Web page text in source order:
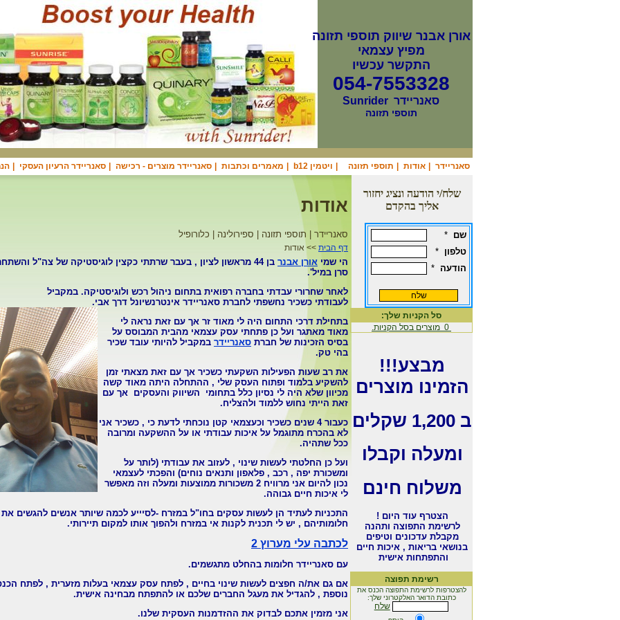
אורן אבנר שיווק תוספי תזונה
מפיץ עצמאי
התקשר עכשיו
054-7553328
סאנריידר
תוספי תזונה
סאנריידר אודות תוספי תזונה ויטמין b12 מאמרים וכתבות סאנריידר מוצרים - רכישה סאנריידר הרעיון העסקי
שלח/י הודעה ונציג יחזור
אליך בהקדם
שם *
טלפון *
הודעה *
סל הקניות שלך:
0 מוצרים בסל הקניות.
מבצע!!!
הזמינו מוצרים
ב 1,200 שקלים
ומעלה וקבלו
משלוח חינם
הצטרף עוד היום !
לרשימת התפוצה ותהנה
מקבלת עדכונים וטיפים
בנושאי בריאות , איכות חיים
והתפתחות אישית
רשימת תפוצה
להצטרפות לרשימת התפוצה הכנס את
כתובת הדואר האלקטרוני שלך:
שלח
אודות
סאנריידר | תוספי תזונה | ספירולינה | כלורופיל
דף הבית >> אודות
הי שמי אורן אבנר
בן 44 מראשון לציון , בעבר שרתתי כקצין לוגיסטיקה של צה"ל
סרן במיל'.
לאחר שחרורי עבדתי בחברה רפואית בתחום ניהול רכש ולוגיסטיקה. במקביל
לעבודתי כשכיר נחשפתי לחברת סאנריידר אינטרנשיונל דרך אבי.
בתחילת דרכי התחום היה לי מאוד זר אך עם זאת נראה לי
מאוד מאתגר ועל כן פתחתי עסק עצמאי מהבית המבוסס על
בסיס הזכינות של חברת סאנריידר במקביל להיותי עובד שכיר
בהי טק.
את רב שעות הפעילות השקעתי כשכיר אך עם זאת מצאתי זמן
להשקיע בלמוד ופתוח העסק שלי , ההתחלה היתה מאוד קשה
מכיוון שלא היה לי נסיון כלל בתחומי השיווק והעסקים אך עם
זאת הייתי נחוש ללמוד ולהצליח.
כעבור 4 שנים כשכיר וכעצמאי קטן נוכחתי לדעת כי , כשכיר אני
לא בהכרח מתוגמל על איכות עבודתי או על ההשקעה ומרובה
ככל שתהיה.
ועל כן החלטתי לעשות שינוי , לעזוב את עבודתי (לותר על
ומשכורת יפה , רכב , פלאפון ותנאים נוחים) והפכתי לעצמאי
נכון להיום אני מרוויח 2 משכורות ממוצעות ומעלה וזה מאפשר
לי איכות חיים גבוהה.
התכניות לעתיד הן לעשות עסקים בחו"ל במזרח -לסיייע לכמה שיותר אנשים להגשים את
חלומותיהם , יש לי תכנית לקנות אי במזרח ולהפוך אותו למקום תיירותי.
לכתבה עלי מערוץ 2
עם סאנריידר חלומות בהחלט מתגשמים.
אם גם את/ה חפצים לעשות שינוי בחיים , לפתח עסק עצמאי בעלות מזערית , לפתח
נוספת , להגדיל את מעגל החברים שלכם או להתפתח מבחינה אישית.
אני מזמין אתכם לבדוק את ההזדמנות העסקית שלנו.